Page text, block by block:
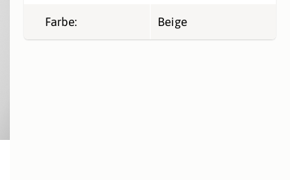
Farbe: Beige